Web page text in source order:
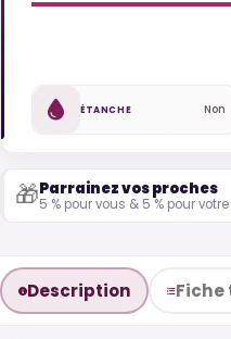
ÉTANCHE Non
🎁Parrainez vos proches
5 % pour vous & 5 % pour
Description Fiche